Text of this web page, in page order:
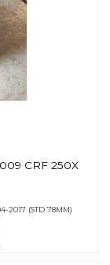
CRF 250X
2017 (STD 78MM)